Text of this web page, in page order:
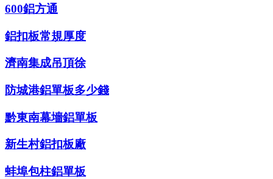
600鋁方通
鋁扣板常規厚度
濟南集成吊頂徐
防城港鋁單板多少錢
黔東南幕墻鋁單板
新生村鋁扣板廠
蚌埠包柱鋁單板